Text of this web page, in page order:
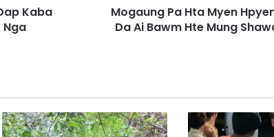
Kaba
Nga
n
H
p
Mogaung Pa Hta Myen
Da Ai Bawm Hte Mung